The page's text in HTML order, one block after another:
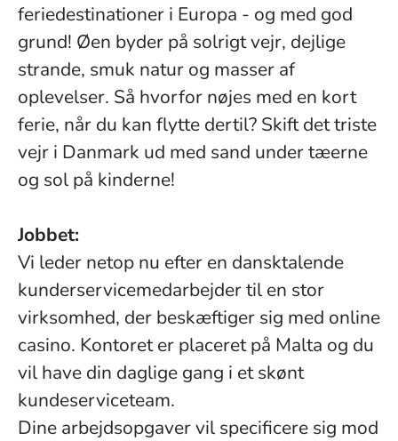
feriedestinationer i Europa - og med god
grund! Øen byder på solrigt vejr, dejlige
strande, smuk natur og masser af
oplevelser. Så hvorfor nøjes med en kort
ferie, når du kan flytte dertil? Skift det triste
vejr i Danmark ud med sand under tæerne
og sol på kinderne!
Jobbet:
Vi leder netop nu efter en dansktalende
kunderservicemedarbejder til en stor
virksomhed, der beskæftiger sig med online
casino. Kontoret er placeret på Malta og du
vil have din daglige gang i et skønt
kundeserviceteam.
Dine arbejdsopgaver vil specificere sig mod